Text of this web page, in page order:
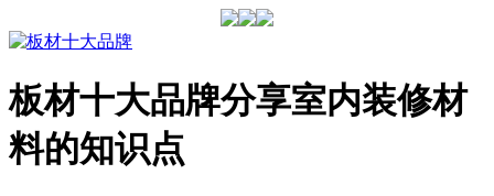
板材十大品牌分享室内装修材
料的知识点